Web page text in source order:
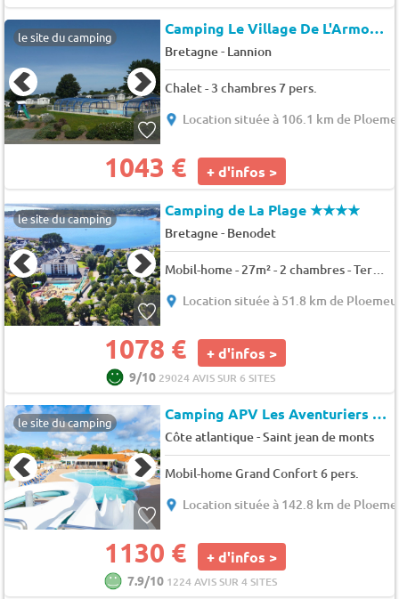
le site du camping Camping Le Village De L'Armorique
Bretagne- Lannion
Chalet - 3 chambres 7 pers.
Location située à 106.1 km de
1043 € + d'infos >
le site du camping Camping de La Plage★★★★
Bretagne- Benodet
Location située à 51.8 km de
1078 € + d'infos >
9/10 29024 AVIS SUR 6 SITES
le site du camping Camping APV Les Aventuriers de La Calypso (15379)
Côte atlantique-Saint jean de monts
Mobil-home Grand Confort 6 pers.
Location située à 142.8 km de
1130 € + d'infos >
7.9/10 1224 AVIS SUR 4 SITES